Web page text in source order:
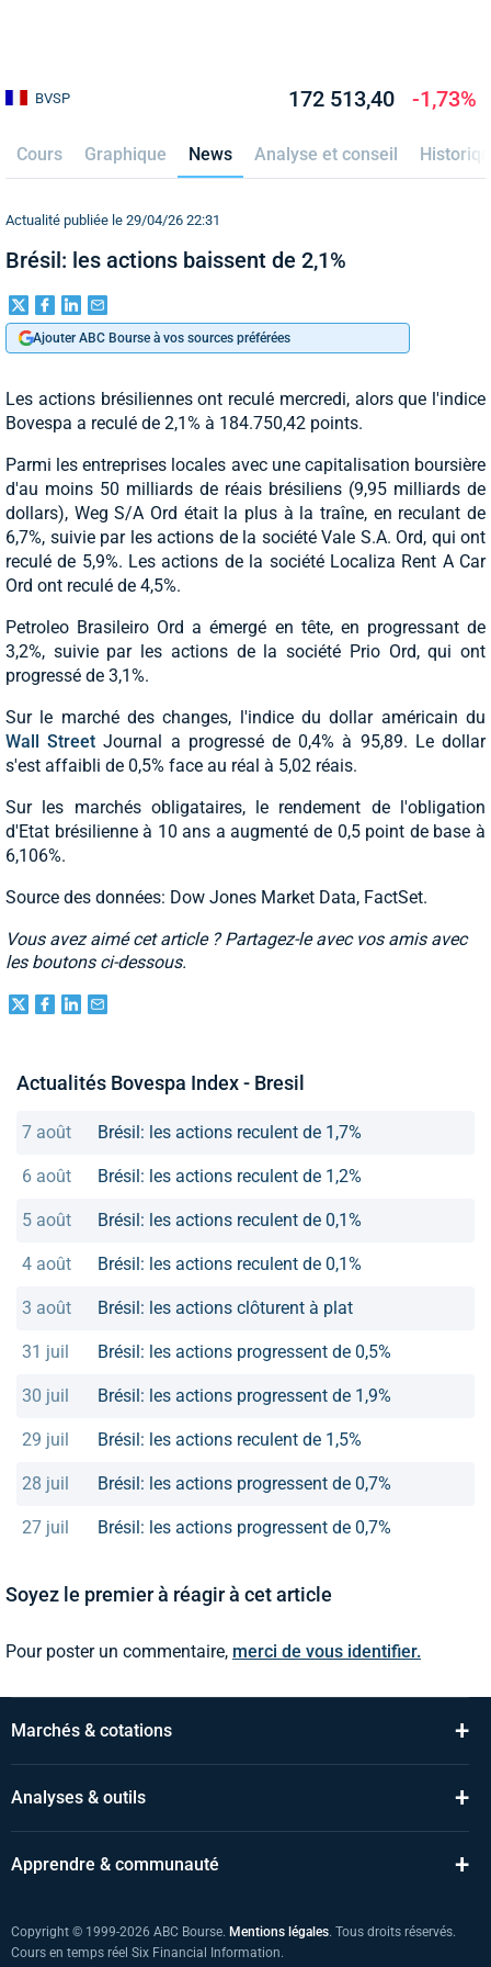
BVSP 172 513,40 -1,73%
Cours Graphique News Analyse et conseil
Actualité publiée le 29/04/26 22:31
Brésil: les actions baissent de 2,1%
Ajouter ABC Bourse à vos sources préférées
Les actions brésiliennes ont reculé mercredi, alors que l'indice
Bovespa a reculé de 2,1% à 184.750,42 points.
Parmi les entreprises locales avec une capitalisation boursière
d'au moins 50 milliards de réais brésiliens (9,95 milliards de
dollars), Weg S/A Ord était la plus à la traîne, en reculant de
6,7%, suivie par les actions de la société Vale S.A. Ord, qui ont
reculé de 5,9%. Les actions de la société Localiza Rent A Car
Ord ont reculé de 4,5%.
Petroleo Brasileiro Ord a émergé en tête, en progressant de
3,2%, suivie par les actions de la société Prio Ord, qui ont
progressé de 3,1%.
Sur le marché des changes, l'indice du dollar américain du
Wall Street Journal a progressé de 0,4% à 95,89. Le dollar
s'est affaibli de 0,5% face au réal à 5,02 réais.
Sur les marchés obligataires, le rendement de l'obligation
d'Etat brésilienne à 10 ans a augmenté de 0,5 point de base à
6,106%.
Source des données: Dow Jones Market Data, FactSet.
Vous avez aimé cet article ? Partagez-le avec vos amis avec
les boutons ci-dessous.
Actualités Bovespa Index - Bresil
7 août Brésil: les actions reculent de 1,7%
6 août Brésil: les actions reculent de 1,2%
5 août Brésil: les actions reculent de 0,1%
4 août Brésil: les actions reculent de 0,1%
3 août Brésil: les actions clôturent à plat
31 juil Brésil: les actions progressent de 0,5%
30 juil Brésil: les actions progressent de 1,9%
29 juil Brésil: les actions reculent de 1,5%
28 juil Brésil: les actions progressent de 0,7%
27 juil Brésil: les actions progressent de 0,7%
Soyez le premier à réagir à cet article
Pour poster un commentaire, merci de vous identifier.
Marchés & cotations +
Analyses & outils +
Apprendre & communauté +
Copyright © 1999-2026 ABC Bourse. Mentions légales. Tous droits réservés.
Cours en temps réel Six Financial Information.